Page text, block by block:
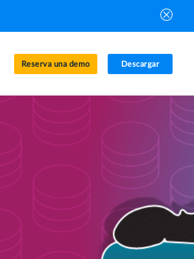
Reserva una demo Descargar